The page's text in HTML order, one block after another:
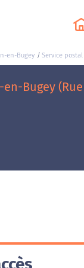
en-Bugey Service postal
Bugey